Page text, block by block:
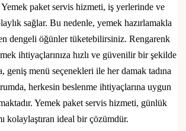
paket servis hizmeti, iş yerlerinde ve
sağlar. Bu nedenle, yemek hazırlamakla
dengeli öğünler tüketebilirsiniz. Rengarenk
ihtiyaçlarınıza hızlı ve güvenilir bir şekilde
geniş menü seçenekleri ile her damak tadına
herkesin beslenme ihtiyaçlarına uygun
Yemek paket servis hizmeti, günlük
kolaylaştıran ideal bir çözümdür.